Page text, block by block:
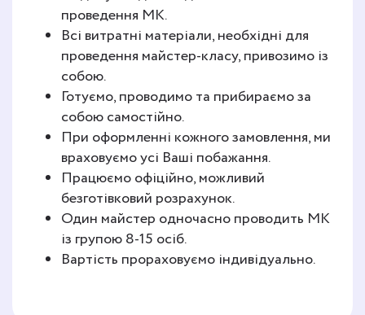
проведення МК.
Всі витратні матеріали, необхідні для
проведення майстер-класу, привозимо із
собою.
Готуємо, проводимо та прибираємо за
собою самостійно.
При оформленні кожного замовлення, ми
враховуємо усі Ваші побажання.
Працюємо офіційно, можливий
безготівковий розрахунок.
Один майстер одночасно проводить МК
із групою 8-15 осіб.
Вартість прораховуємо індивідуально.